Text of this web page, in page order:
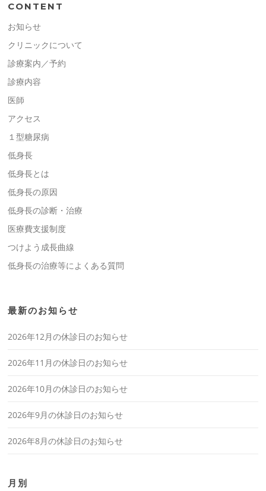
CONTENT
お知らせ
クリニックについて
診療案内／予約
診療内容
医師
アクセス
１型糖尿病
低身長
低身長とは
低身長の原因
低身長の診断・治療
医療費支援制度
つけよう成長曲線
低身長の治療等によくある質問
最新のお知らせ
2026年12月の休診日のお知らせ
2026年11月の休診日のお知らせ
2026年10月の休診日のお知らせ
2026年9月の休診日のお知らせ
2026年8月の休診日のお知らせ
月別